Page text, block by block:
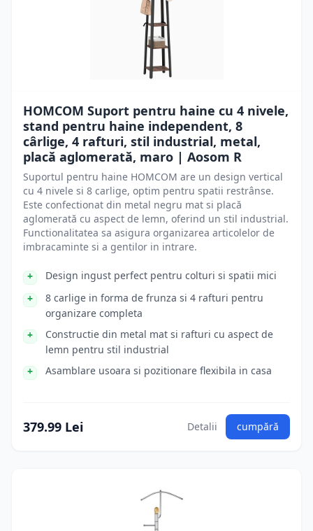
HOMCOM Suport pentru haine cu 4 nivele,
stand pentru haine independent, 8
cârlige, 4 rafturi, stil industrial, metal,
placă aglomerată, maro | Aosom R
Suportul pentru haine HOMCOM are un design vertical
cu 4 nivele si 8 carlige, optim pentru spatii restrânse.
Este confectionat din metal negru mat si placă
aglomerată cu aspect de lemn, oferind un stil industrial.
Functionalitatea sa asigura organizarea articolelor de
imbracaminte si a gentilor in intrare.
Design ingust perfect pentru colturi si spatii mici
8 carlige in forma de frunza si 4 rafturi pentru
organizare completa
Constructie din metal mat si rafturi cu aspect de
lemn pentru stil industrial
Asamblare usoara si pozitionare flexibila in casa
379.99 Lei Detalii cumpără